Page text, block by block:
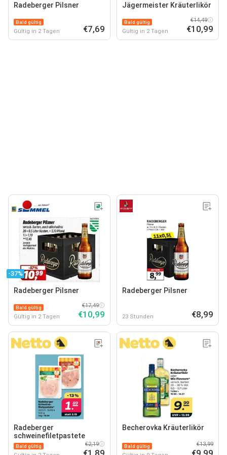
Radeberger Pilsner
Bald gültig
Gültig in 2 Tagen €7,69
Jägermeister Kräuterlikör
Bald gültig
Gültig in 2 Tagen
€14,49
€10,99
-37%
Radeberger Pilsner
Bald gültig
Gültig in 2 Tagen
€17,49
€10,99
Radeberger Pilsner
23 Stunden €8,99
Radeberger
schweinefiletpastete
Bald gültig €2,19
€1,89
Becherovka Kräuterlikör
Bald gültig €13,99
€9,99